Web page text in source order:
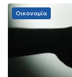
Οικονομία